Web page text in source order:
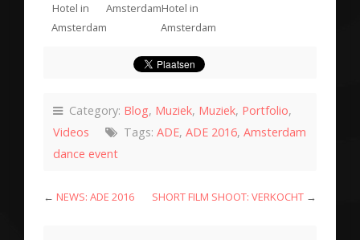
Hotel in
Amsterdam
AmsterdamHotel in
Amsterdam
Category: Blog, Muziek, Muziek, Portfolio,
Videos
Tags: ADE, ADE 2016, Amsterdam
dance event
← NEWS: ADE 2016 SHORT FILM SHOOT: VERKOCHT →